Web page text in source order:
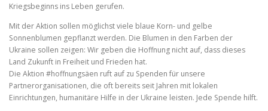
Kriegsbeginns ins Leben gerufen.
Mit der Aktion sollen möglichst viele blaue Korn- und gelbe
Sonnenblumen gepflanzt werden. Die Blumen in den Farben der
Ukraine sollen zeigen: Wir geben die Hoffnung nicht auf, dass dieses
Land Zukunft in Freiheit und Frieden hat.
Die Aktion #hoffnungsäen ruft auf zu Spenden für unsere
Partnerorganisationen, die oft bereits seit Jahren mit lokalen
Einrichtungen, humanitäre Hilfe in der Ukraine leisten. Jede Spende hilft.